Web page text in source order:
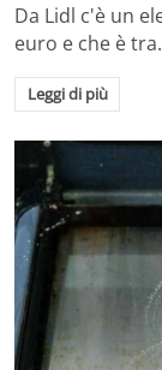
Da Lidl c'è un
euro e che è
Leggi di più